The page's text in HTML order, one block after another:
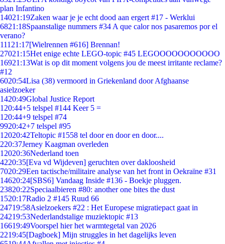
plan Infantino
14021:19Zaken waar je je echt dood aan ergert #17 - Werklui
6821:18Spaanstalige nummers #34 A que calor nos pasaremos por el
verano?
111 21:17[Wielrennen #616] Brennan!
27021:15Het enige echte LEGO-topic #45 LEGOOOOOOOOOOO
16921:13Wat is op dit moment volgens jou de meest irritante reclame?
#12
6020:54Lisa (38) vermoord in Griekenland door Afghaanse
asielzoeker
1420:49Global Justice Report
1 20:44+5 telspel #144 Keer 5 =
1 20:44+9 telspel #74
9920:42+7 telspel #95
12020:42Teltopic #1558 tel door en door en door....
220:37Jerney Kaagman overleden
12020:36Nederland toen
4220:35[Eva vd Wijdeven] geruchten over dakloosheid
7020:29Een tactische/militaire analyse van het front in Oekraïne #31
14620:24[SBS6] Vandaag Inside #136 - Boekje pluggen.
23820:22Speciaalbieren #80: another one bites the dust
1520:17Radio 2 #145 Ruud 66
24719:58Asielzoekers #22 : Het Europese migratiepact gaat in
24219:53Nederlandstalige muziektopic #13
16619:49Voorspel hier het warmtegetal van 2026
2219:45[Dagboek] Mijn struggles in het dagelijks leven